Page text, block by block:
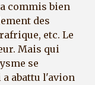
commis bien
des
etc. Le
Mais qui
se
abattu l'avion